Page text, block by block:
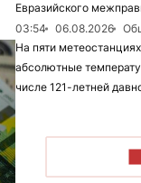
Евразийского
03:54
06.08.2026
На пяти
абсолютные
числе 121-летней